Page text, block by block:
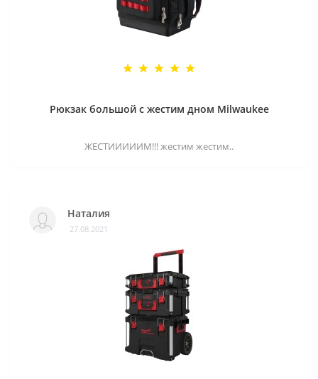
Рюкзак большой с жестим дном Milwaukee
ЖЕСТИИИИИМ!!! жестим жестим..
Наталия
27.08.2021